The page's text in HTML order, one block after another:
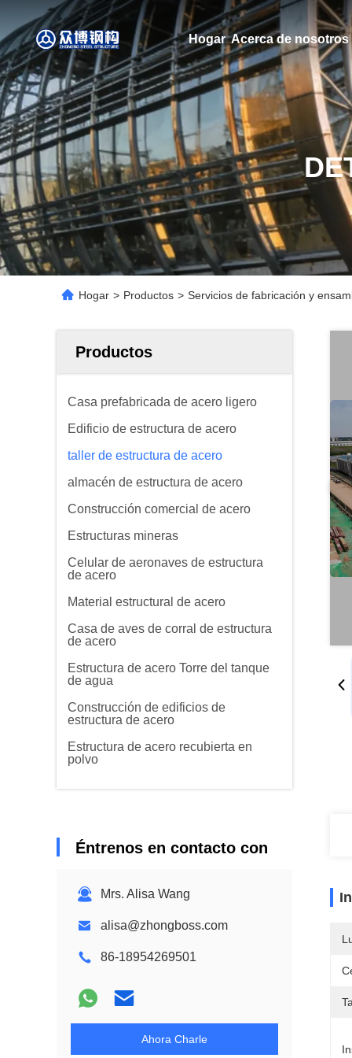
Hogar Acerca de nosotros
Hogar > Productos > Servicios de fabricación y
Productos
Casa prefabricada de acero ligero
Edificio de estructura de acero
taller de estructura de acero
almacén de estructura de acero
Construcción comercial de acero
Estructuras mineras
Celular de aeronaves de estructura
de acero
Material estructural de acero
Casa de aves de corral de estructura
de acero
Estructura de acero Torre del tanque
de agua
Construcción de edificios de
estructura de acero
Estructura de acero recubierta en
polvo
Éntrenos en contacto con
Mrs. Alisa Wang
alisa@zhongboss.com
86-18954269501
Ahora Charle